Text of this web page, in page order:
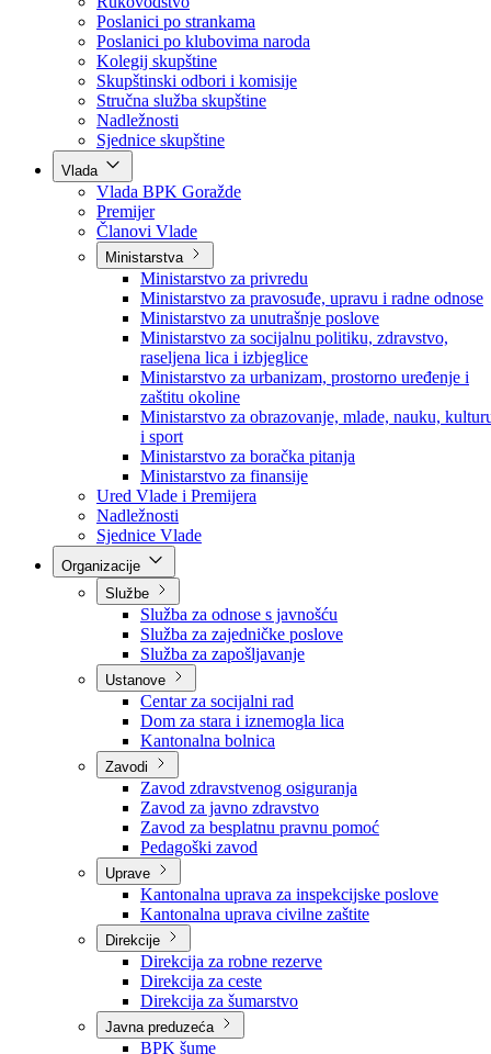
Skupština
Skupština BPK Goražde
Rukovodstvo
Poslanici po strankama
Poslanici po klubovima naroda
Kolegij skupštine
Skupštinski odbori i komisije
Stručna služba skupštine
Nadležnosti
Sjednice skupštine
Vlada
Vlada BPK Goražde
Premijer
Članovi Vlade
Ministarstva
Ministarstvo za privredu
Ministarstvo za pravosuđe, upravu i radne odnose
Ministarstvo za unutrašnje poslove
Ministarstvo za socijalnu politiku, zdravstvo,
raseljena lica i izbjeglice
Ministarstvo za urbanizam, prostorno uređenje i
zaštitu okoline
Ministarstvo za obrazovanje, mlade, nauku,
i sport
Ministarstvo za boračka pitanja
Ministarstvo za finansije
Ured Vlade i Premijera
Nadležnosti
Sjednice Vlade
Službe
Služba za odnose s javnošću
Služba za zajedničke poslove
Služba za zapošljavanje
Ustanove
Centar za socijalni rad
Dom za stara i iznemogla lica
Kantonalna bolnica
Zavodi
Zavod zdravstvenog osiguranja
Zavod za javno zdravstvo
Zavod za besplatnu pravnu pomoć
Pedagoški zavod
Uprave
Kantonalna uprava za inspekcijske poslove
Kantonalna uprava civilne zaštite
Direkcije
Direkcija za robne rezerve
Direkcija za ceste